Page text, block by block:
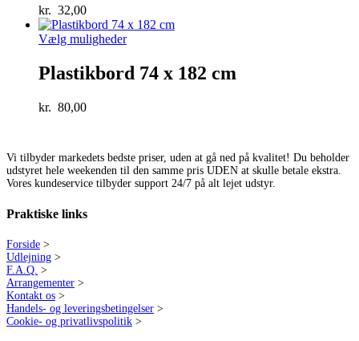
kr. 32,00
Vælg muligheder
Plastikbord 74 x 182 cm
kr. 80,00
Vi tilbyder markedets bedste priser, uden at gå ned på kvalitet! Du beholder
udstyret hele weekenden til den samme pris UDEN at skulle betale ekstra.
Vores kundeservice tilbyder support 24/7 på alt lejet udstyr.
Praktiske links
Forside >
Udlejning >
F.A.Q. >
Arrangementer >
Kontakt os >
Handels- og leveringsbetingelser >
Cookie- og privatlivspolitik >